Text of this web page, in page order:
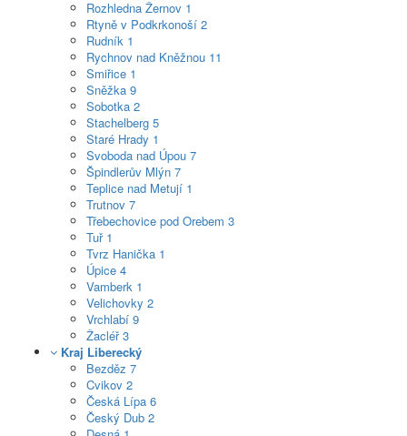
Rozhledna Žernov 1
Rtyně v Podkrkonoší 2
Rudník 1
Rychnov nad Kněžnou 11
Smiřice 1
Sněžka 9
Sobotka 2
Stachelberg 5
Staré Hrady 1
Svoboda nad Úpou 7
Špindlerův Mlýn 7
Teplice nad Metují 1
Trutnov 7
Třebechovice pod Orebem 3
Tuř 1
Tvrz Hanička 1
Úpice 4
Vamberk 1
Velichovky 2
Vrchlabí 9
Žacléř3
Kraj Liberecký
Bezděz 7
Cvikov 2
Česká Lípa 6
Český Dub 2